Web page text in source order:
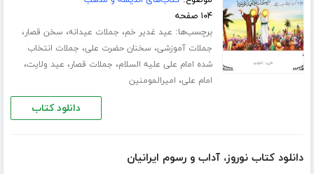
۱۰۴ صفحه
برچسب‌ها: عید غدیر خم، جملات عیدانه، سخن قصار،
جملات آموزشی، سخنان حضرت علی، جملات انتخاب
شده امام علی علیه السلام، جملات قصار، عید ولایت،
امام علی، امیرالمومنین
دانلود کتاب
دانلود کتاب نوروز، آداب و رسوم ایرانیان